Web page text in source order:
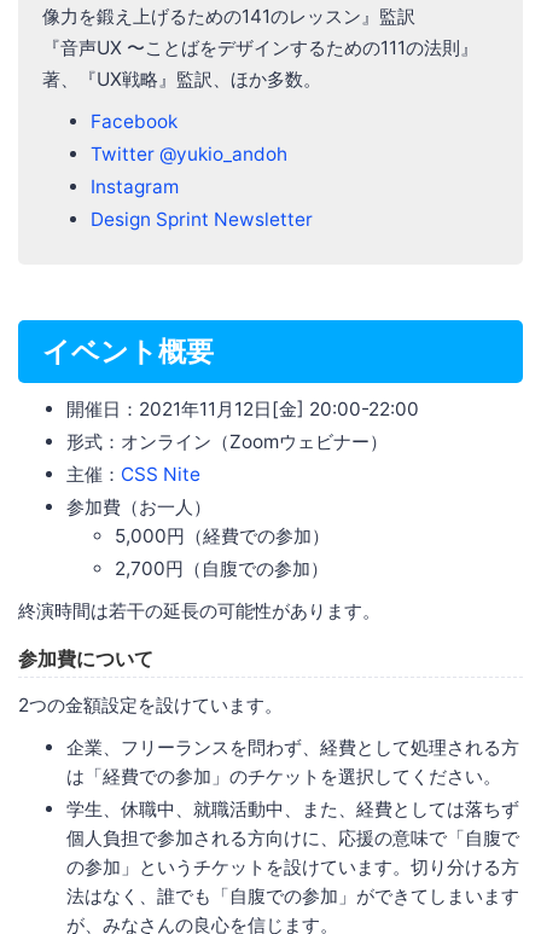
像力を鍛え上げるための141のレッスン』監訳
『音声UX 〜ことばをデザインするための111の法則』
著、『UX戦略』監訳、ほか多数。
Facebook
Twitter @yukio_andoh
Instagram
Design Sprint Newsletter
イベント概要
開催日：2021年11月12日[金] 20:00-22:00
形式：オンライン（Zoomウェビナー）
主催： CSS Nite
参加費（お一人）
5,000円（経費での参加）
2,700円（自腹での参加）
終演時間は若干の延長の可能性があります。
参加費について
2つの金額設定を設けています。
企業、フリーランスを問わず、経費として処理される方
は「経費での参加」のチケットを選択してください。
学生、休職中、就職活動中、また、経費としては落ちず
個人負担で参加される方向けに、応援の意味で「自腹で
の参加」というチケットを設けています。切り分ける方
法はなく、誰でも「自腹での参加」ができてしまいます
が、みなさんの良心を信じます。